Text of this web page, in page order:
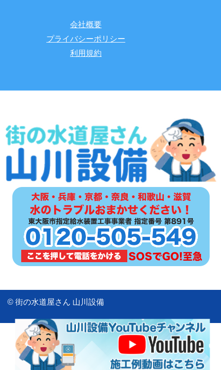
会社概要
プライバシーポリシー
利用規約
© 街の水道屋さん 山川設備